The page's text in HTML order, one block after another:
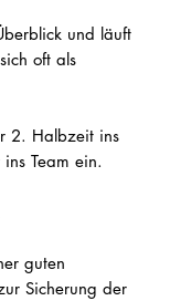
und läuft
oft als
2. Halbzeit ins
Team ein.
guten
Sicherung der